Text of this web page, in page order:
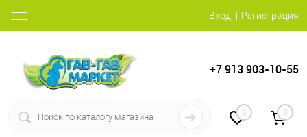
Вход Регистрация
+7 913 903-10-55
0 0